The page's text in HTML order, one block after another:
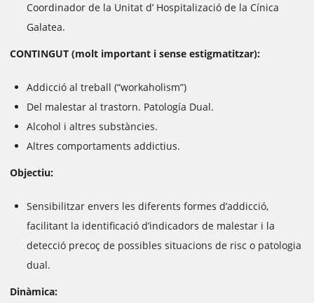
Coordinador de la Unitat d’ Hospitalizació de la Cínica
Galatea.
CONTINGUT (molt important i sense estigmatitzar):
Addicció al treball (“workaholism”)
Del malestar al trastorn. Patología Dual.
Alcohol i altres substàncies.
Altres comportaments addictius.
Objectiu:
Sensibilitzar envers les diferents formes d’addicció,
facilitant la identificació d’indicadors de malestar i la
detecció precoç de possibles situacions de risc o patologia
dual.
Dinàmica: